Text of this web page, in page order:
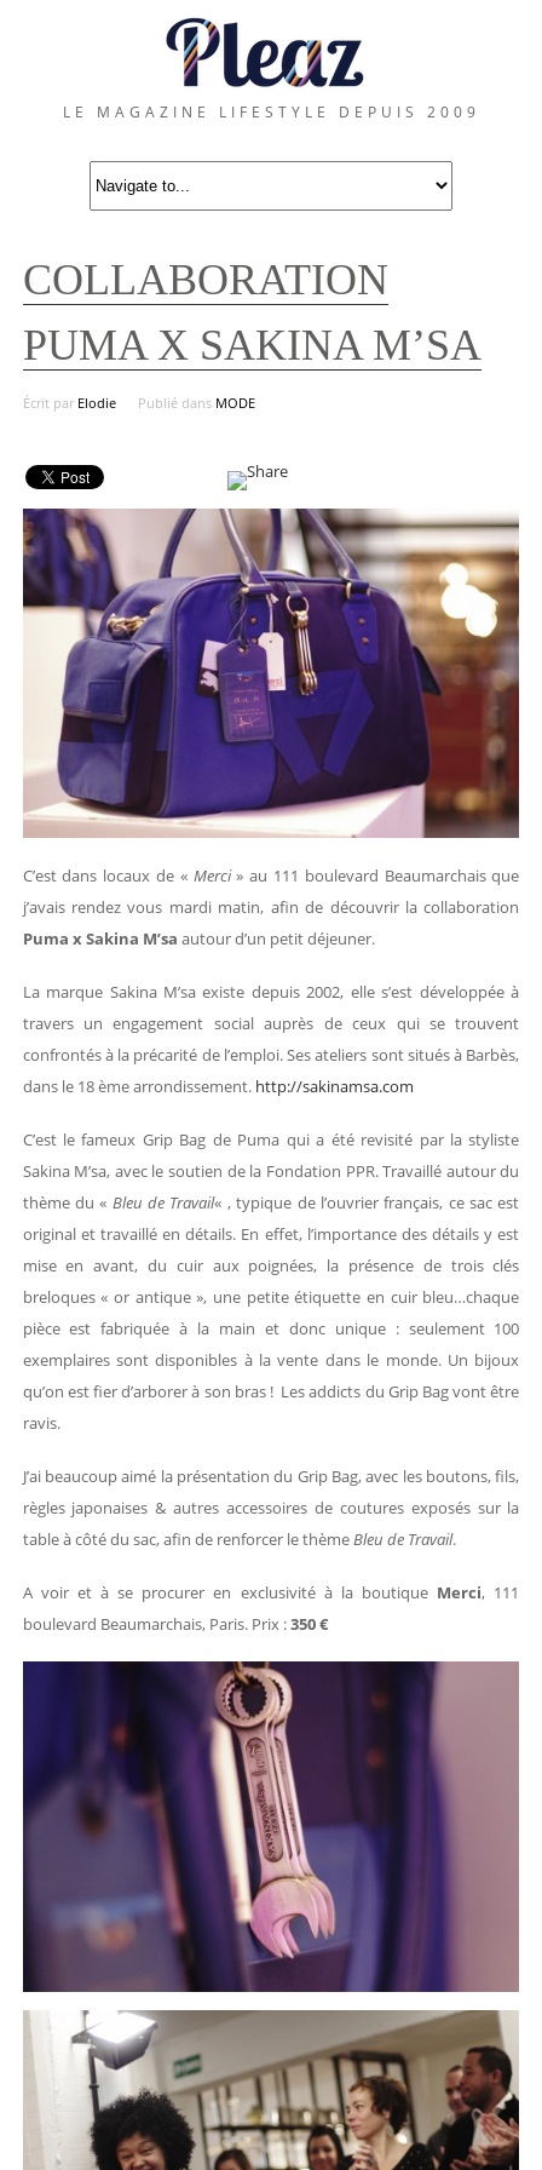
LE MAGAZINE LIFESTYLE DEPUIS 2009
COLLABORATION
PUMA X SAKINA M’SA
Écrit par Elodie Publié dans MODE
C’est dans locaux de « Merci» au 111 boulevard Beaumarchais que
j’avais rendez vous mardi matin, afin de découvrir la collaboration
Puma x Sakina M’sa autour d’un petit déjeuner.
La marque Sakina M’sa existe depuis 2002, elle s’est développée à
travers un engagement social auprès de ceux qui se trouvent
confrontés à la précarité de l’emploi. Ses ateliers sont situés à Barbès,
dans le 18 ème arrondissement. http://sakinamsa.com
C’est le fameux Grip Bag de Puma qui a été revisité par la styliste
Sakina M’sa, avec le soutien de la Fondation PPR. Travaillé autour du
thème du « Bleu de Travail« , typique de l’ouvrier français, ce sac est
original et travaillé en détails. En effet, l’importance des détails y est
mise en avant, du cuir aux poignées, la présence de trois clés
breloques « or antique », une petite étiquette en cuir bleu…chaque
pièce est fabriquée à la main et donc unique : seulement 100
exemplaires sont disponibles à la vente dans le monde. Un bijoux
qu’on est fier d’arborer à son bras ! Les addicts du Grip Bag vont être
ravis.
J’ai beaucoup aimé la présentation du Grip Bag, avec les boutons, fils,
règles japonaises & autres accessoires de coutures exposés sur la
table à côté du sac, afin de renforcer le thèmeBleu de Travail.
A voir et à se procurer en exclusivité à la boutique Merci, 111
boulevard Beaumarchais, Paris. Prix :350 €